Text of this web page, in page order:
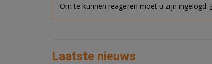
Om te kunnen reageren moet u zijn ingelogd.
Laatste nieuws